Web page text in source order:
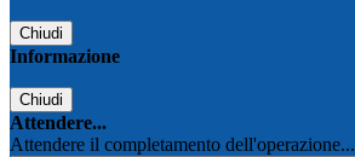
Chiudi
Informazione
Chiudi
Attendere...
Attendere il completamento dell'operazione...